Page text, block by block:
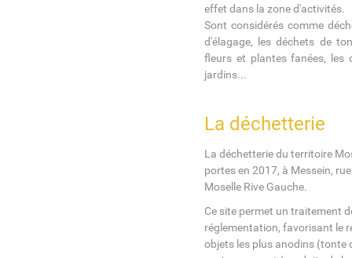
effet dans la zone d'activités.
Sont considérés comme
d'élagage, les déchets de
fleurs et plantes fanées, les
jardins...
La déchetterie
La déchetterie du territoire
portes en 2017, à Messein,
Moselle Rive Gauche.
Ce site permet un traitement
réglementation, favorisant le
objets les plus anodins (tonte